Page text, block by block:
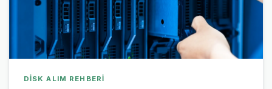
DISK ALIM REHBERI